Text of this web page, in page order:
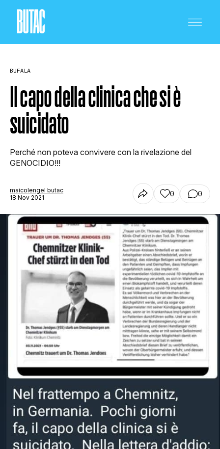
CRONACA E POLITICA
SCIENZA E TECNOLOGIA
SALUTE E MEDICINA
STORIA E CITAZIONI
INTRATTENIMENTO
COMPLOTTI, LEGGENDE URBANE ED
EVERGREEN
EDITORIALI
TRUFFE E SOCIAL NETWORK
BUFALA
Il capo della clinica che si è
suicidato
Perché non poteva convivere con la rivelazione del
GENOCIDIO!!!
maicolengel butac
18 Nov 2021
0 0